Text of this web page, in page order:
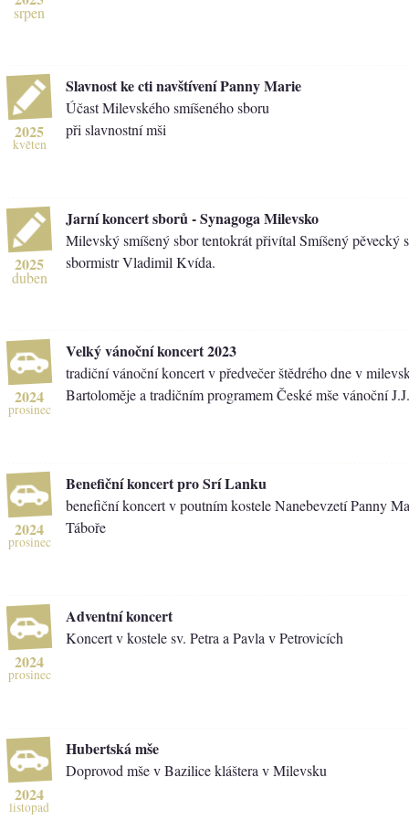
srpen
2025
květen
Slavnost ke cti navštívení Panny Marie
Účast Milevského smíšeného sboru
při slavnostní mši
2025
duben
Jarní koncert sborů - Synagoga Milevsko
Milevský smíšený sbor tentokrát přivítal Smíšený
sbormistr Vladimil Kvída.
2024
prosinec
Velký vánoční koncert 2023
tradiční vánoční koncert v předvečer štědrého dne v
Bartoloměje a tradičním programem České mše vánoční
2024
prosinec
Benefiční koncert pro Srí Lanku
benefiční koncert v poutním kostele Nanebevzetí Panny
Táboře
2024
prosinec
Adventní koncert
Koncert v kostele sv. Petra a Pavla v Petrovicích
2024
listopad
Hubertská mše
Doprovod mše v Bazilice kláštera v Milevsku